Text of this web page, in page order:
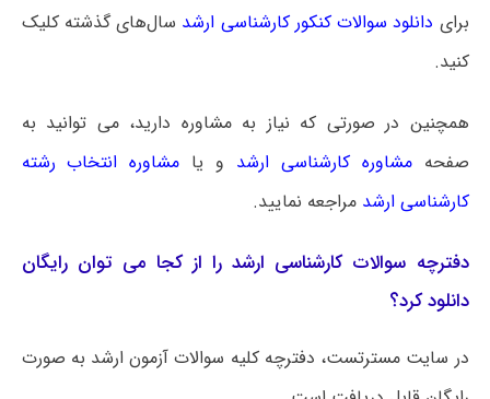
برای دانلود سوالات کنکور کارشناسی ارشد سال‌های گذشته کلیک
کنید.
همچنین در صورتی که نیاز به مشاوره دارید، می توانید به
صفحهمشاوره کارشناسی ارشد و یا مشاوره انتخاب رشته
کارشناسی ارشد مراجعه نمایید.
دفترچه سوالات کارشناسی ارشد را از کجا می توان رایگان
دانلود کرد؟
در سایت مسترتست، دفترچه کلیه سوالات آزمون ارشد به صورت